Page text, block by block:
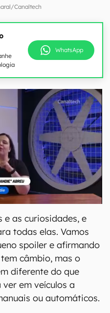
Canaltech
WhatsApp
e as curiosidades, e
todas elas. Vamos
spoiler e afirmando
câmbio, mas o
diferente do que
em veículos a
ou automáticos.